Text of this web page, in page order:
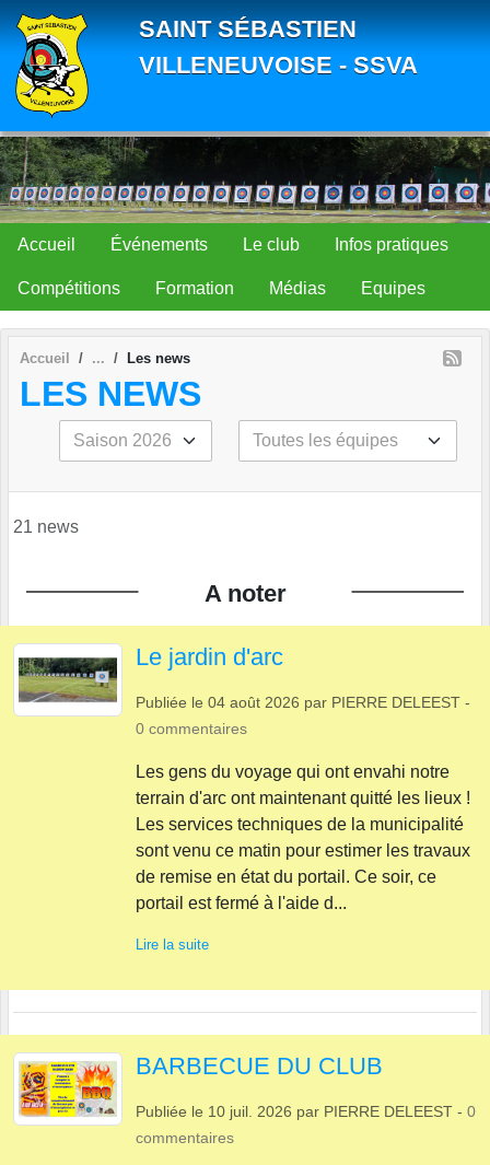
SAINT SÉBASTIEN
VILLENEUVOISE - SSVA
Accueil Événements Le club Infos pratiques
Compétitions Formation Médias Equipes
Accueil Les news
LES NEWS
21 news
A noter
Le jardin d'arc
Publiée le 04 août 2026 par PIERRE DELEEST -
0 commentaires
​Les gens du voyage qui ont envahi notre
terrain d'arc ont maintenant quitté les lieux !
Les services techniques de la municipalité
sont venu ce matin pour estimer​ les travaux
de remise en état du portail. Ce soir, ce
portail est fermé à l'aide d...
Lire la suite
BARBECUE DU CLUB
Publiée le 10 juil. 2026 par PIERRE DELEEST - 0
commentaires
Panneau de gestion des cookies